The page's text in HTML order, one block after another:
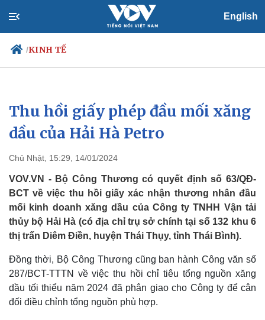
English
/KINH TẾ
Chính trị
Đảng
Tổ chức nhân sự
Nhận diện sự thật
Xã hội
Tin 24h
Dự báo thời tiết
Việc làm
Biển đảo
Thu hồi giấy phép đầu mối xăng
dầu của Hải Hà Petro
Chủ Nhật, 15:29, 14/01/2024
VOV.VN - Bộ Công Thương có quyết định số 63/QĐ-
BCT về việc thu hồi giấy xác nhận thương nhân đầu
mối kinh doanh xăng dầu của Công ty TNHH Vận tải
thủy bộ Hải Hà (có địa chỉ trụ sở chính tại số 132 khu 6
thị trấn Diêm Điền, huyện Thái Thụy, tỉnh Thái Bình).
Đồng thời, Bộ Công Thương cũng ban hành Công văn số
287/BCT-TTTN về việc thu hồi chỉ tiêu tổng nguồn xăng
dầu tối thiểu năm 2024 đã phân giao cho Công ty để cân
đối điều chỉnh tổng nguồn phù hợp.